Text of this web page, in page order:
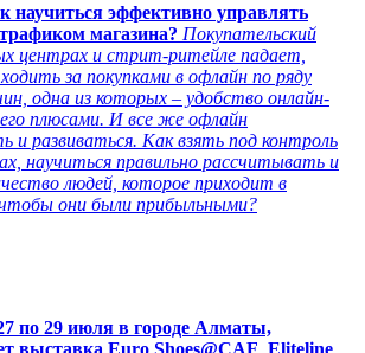
научиться эффективно управлять
магазина? Покупательский
центрах и стрит-ритейле падает,
за покупками в офлайн по ряду
одна из которых – удобство онлайн-
плюсами. И все же офлайн
развиваться. Как взять под контроль
научиться правильно рассчитывать и
людей, которое приходит в
они были прибыльными?
по 29 июля в городе Алматы,
выставка Euro Shoes@CAF_Eliteline